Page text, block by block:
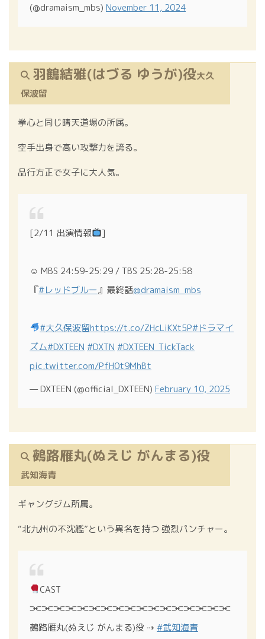
(@dramaism_mbs) November 11, 2024
羽鶴結雅(はづる ゆうが)役大久
保波留
拳心と同じ晴天道場の所属。
空手出身で高い攻撃力を誇る。
品行方正で女子に大人気。
[2/11 出演情報 ]
☺︎ MBS 24:59-25:29 / TBS 25:28-25:58
『#レッドブルー』最終話@dramaism_mbs
#大久保波留https://t.co/ZHcLiKXt5P#ドラマイ
ズム#DXTEEN #DXTN #DXTEEN_TickTack
pic.twitter.com/PfH0t9MhBt
— DXTEEN (@official_DXTEEN) February 10, 2025
鵺路雁丸(ぬえじ がんまる)役
武知海青
ギャングジム所属。
“北九州の不沈艦”という異名を持つ 強烈パンチャー。
CAST
⫘⫘⫘⫘⫘⫘⫘⫘⫘⫘⫘⫘⫘⫘⫘⫘⫘
鵺路雁丸(ぬえじ がんまる)役 ⇢ #武知海青